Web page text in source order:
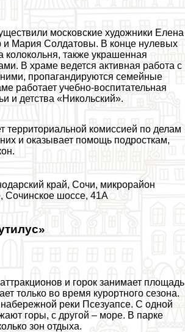
московские художники Елена
и Мария Солдатовы. В конце нулевых
колокольня, также украшенная
В храме ведется активная работа с
пропагандируются семейные
работает учебно-воспитательная
и детства «Никольский».
территориальной комиссией по делам
и оказывает помощь подросткам,
край, Сочи, микрорайон
Сочинское шоссе, 41А
и горок занимает площадь
только во время курортного сезона.
набережной реки Псезуапсе. С одной
горы, с другой – море. В парке
зон отдыха.